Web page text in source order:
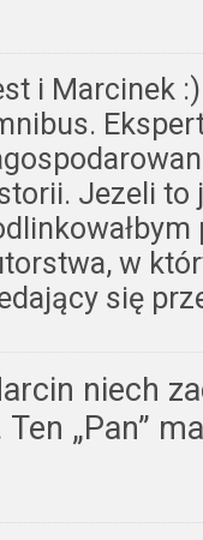
i Marcinek
Jezeli to
w
się
niech
Ten „Pan”